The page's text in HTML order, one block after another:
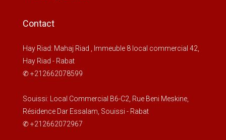
Contact
Hay Riad: Mahaj Riad , Immeuble 8 local commercial 42,
Hay Riad - Rabat
✆ +212662078599
Souissi: Local Commercial B6-C2, Rue Beni Meskine,
Résidence Dar Essalam, Souissi - Rabat
✆ +212662072967